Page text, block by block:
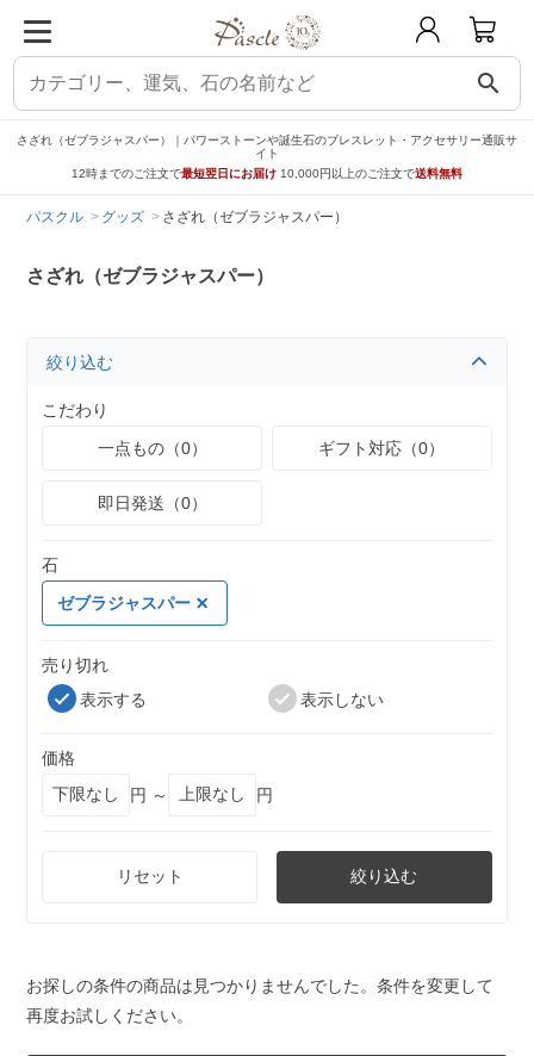
search
さざれ（ゼブラジャスパー）｜パワーストーンや誕生石のブレスレット・アクセサリー通販サ
イト
12時までのご注文で最短翌日にお届け 10,000円以上のご注文で送料無料
パスクル グッズ さざれ（ゼブラジャスパー）
さざれ（ゼブラジャスパー）
絞り込む
こだわり
一点もの（0）
ギフト対応（0）
即日発送（0）
石
ゼブラジャスパー
売り切れ
表示する
表示しない
価格
円 ～
円
リセット 絞り込む
お探しの条件の商品は見つかりませんでした。条件を変更して
再度お試しください。